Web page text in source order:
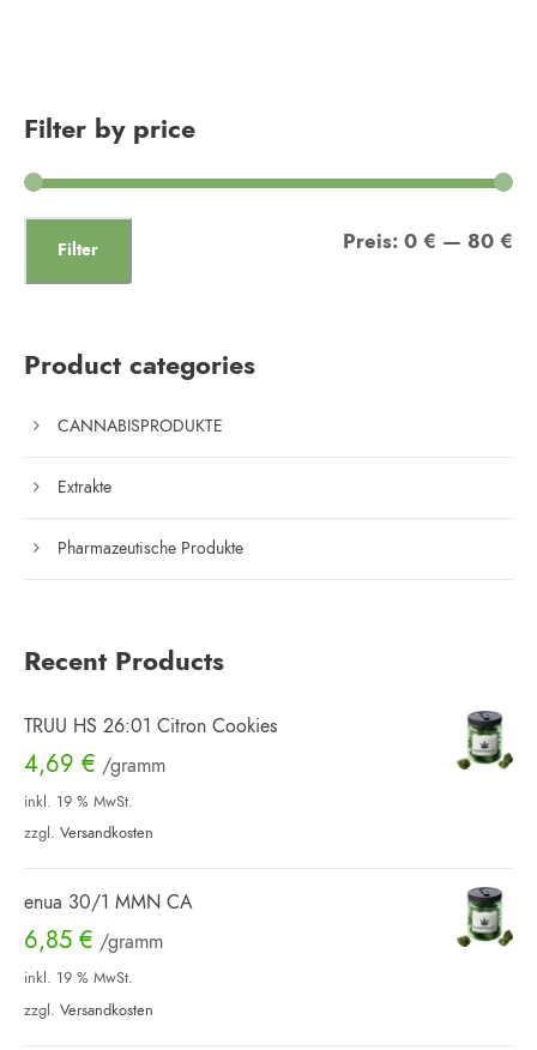
Filter by price
Filter Preis: 0 € — 80 €
Product categories
CANNABISPRODUKTE
Extrakte
Pharmazeutische Produkte
Recent Products
TRUU HS 26:01 Citron Cookies
4,69 € /gramm
inkl. 19 % MwSt.
zzgl. Versandkosten
enua 30/1 MMN CA
6,85 € /gramm
inkl. 19 % MwSt.
zzgl. Versandkosten